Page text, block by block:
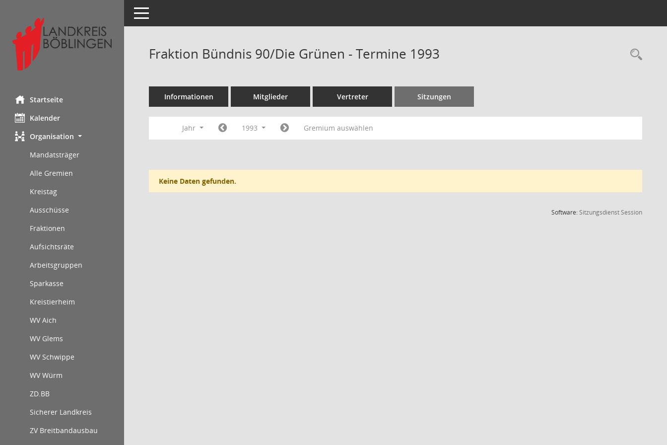
Startseite
Kalender
Organisation
Mandatsträger
Alle Gremien
Kreistag
Ausschüsse
Fraktionen
Aufsichtsräte
Arbeitsgruppen
Sparkasse
Kreistierheim
WV Aich
WV Glems
WV Schwippe
WV Würm
ZD.BB
Sicherer Landkreis
ZV Breitbandausbau
Toggle navigation
Fraktion Bündnis 90/Die Grünen - Termine 1993
Informationen Mitglieder Vertreter Sitzungen
Jahr 1993 Gremium auswählen
Keine Daten gefunden.
Software:SitzungsdienstSession(Wird in